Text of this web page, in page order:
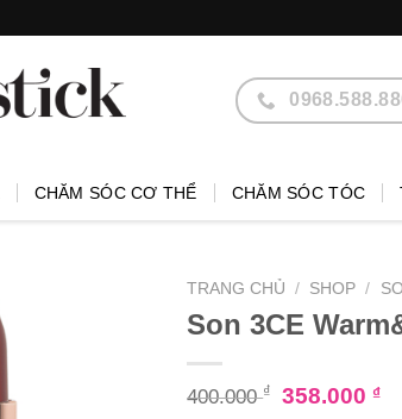
CHĂM SÓC CƠ THỂ CHĂM SÓC TÓC
TRANG CHỦ / SHOP /
Son 3CE
400.000₫ 358.000 ₫